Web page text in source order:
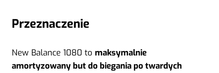
Przeznaczenie
New Balance 1080 to maksymalnie
amortyzowany but do biegania po twardych